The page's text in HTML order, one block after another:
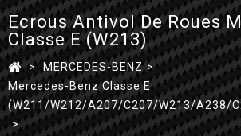
Ecrous Antivol De Roues
Classe E (W213)
> MERCEDES-BENZ >
Mercedes-Benz Classe E
(W211/W212/A207/C207/W213/A238/
>